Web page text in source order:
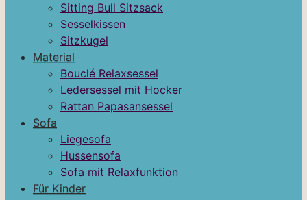
Sitting Bull Sitzsack
Sesselkissen
Sitzkugel
Material
Bouclé Relaxsessel
Ledersessel mit Hocker
Rattan Papasansessel
Sofa
Liegesofa
Hussensofa
Sofa mit Relaxfunktion
Für Kinder